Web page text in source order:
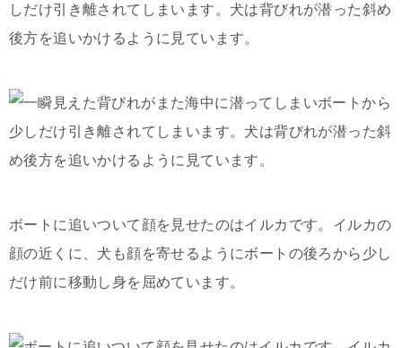
しだけ引き離されてしまいます。犬は背びれが潜った斜め
後方を追いかけるように見ています。
ボートに追いついて顔を見せたのはイルカです。イルカの
顔の近くに、犬も顔を寄せるようにボートの後ろから少し
だけ前に移動し身を屈めています。